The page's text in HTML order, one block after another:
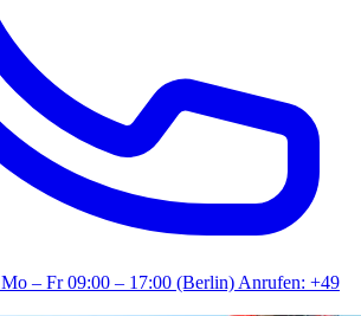
Mo – Fr 09:00 – 17:00 (Berlin)Anrufen: +49